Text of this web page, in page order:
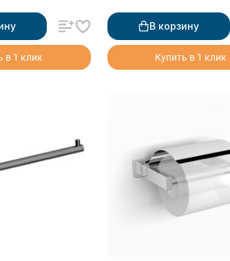
в 1 клик
В корзину
Купить в 1 клик